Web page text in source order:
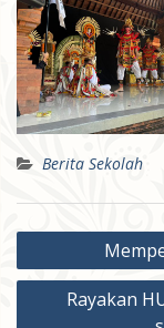
Berita Sekolah
Post
navigation
Rayakan